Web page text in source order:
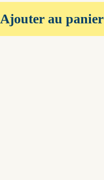
Ajouter au panier